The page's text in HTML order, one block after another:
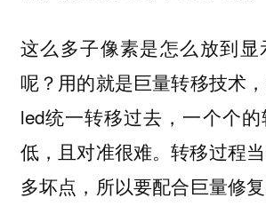
这么多子像素是怎么放到显
呢？ 用的就是巨量转移技术
led统一转移过去，一个个
低，且对准很难。转移过程
多坏点，所以要配合巨量修复